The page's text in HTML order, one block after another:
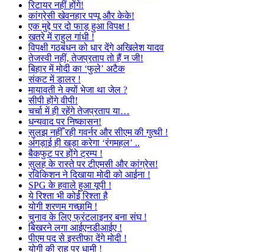
रिटायर नहीं होंगे!
कांग्रेसी खेवनहार पप्पू और केके!
एक मुद्दे पर दो फाड़ हुआ विपक्ष !
खतरे में राहुल गांधी !
विपक्षी गठबंधन को धार देंगे अखिलेश यादव
तेजस्वी नहीं, तेजप्रताप तो हैं न जी!
बिहार में मोदी का ‘फुले’ अटैक
संकट में डालर !
मायावती ने क्यों भेजा था जेल ?
सीपी होंगे वीपी!
चर्चा में ही रहेंगे तेजप्रताप या…
धन्यवाद पर निष्कासन!
सुलझ नहीँ रही गवर्नर और सीएम की गुत्थी !
अंगड़ाई ही खड़ा करेगा ‘रंगमहल’ ..
बैकफुट पर होंगे ट्रम्प !
सुलह के रास्ते पर टीएमसी और कांग्रेस!
रविकिशन ने दिखाया मोदी को आईना !
SPG के हवाले हुआ यूपी !
ये रिश्ता भी कोई रिश्ता है
योगी शरणम गच्छामि !
चुनाव के लिए फ्रंटलाइनर बना संघ !
बिखरने लगा आईएनडीआईए !
पीएम पद से इस्तीफा देंगे मोदी !
योगी की राह पर धामी !